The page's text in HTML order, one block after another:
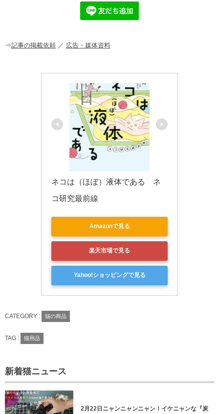
o
a
⇒記事の掲載依頼 ／ 広告・媒体資料
ネコは（ほぼ）液体である　ネ
コ研究最前線
Amazonで見る
楽天市場で見る
Yahoo!ショッピングで見る
CATEGORY : 猫の商品
TAG : 猫用品
新着猫ニュース
2月22日ニャンニャンニャン！イケニャンな『炭